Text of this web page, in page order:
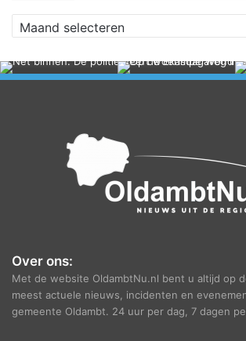
r
h
Over ons:
Met de website OldambtNu.nl bent u altijd op
meest actuele nieuws, incidenten en
gemeente Oldambt. 24 uur per dag, 7 dagen